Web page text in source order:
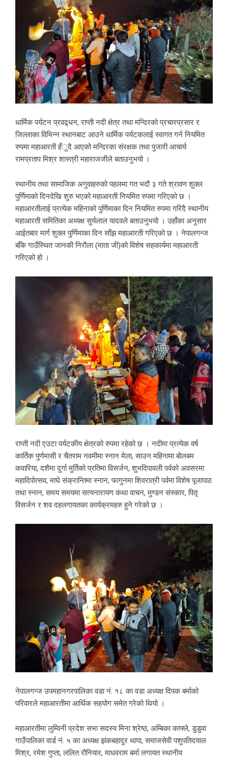
धार्मिक पर्यटन प्रवद्र्धन, राप्ती नदी क्षेत्र तथा मन्दिरको प्रचारप्रसार र
जिल्लाका विभिन्न स्थानबाट आउने धार्मिक पर्यटकलाई स्वागत गर्न नियमित
रुपमा महाआरती हँुदै आएको मन्दिरका संरक्षक तथा पुजारी आचार्य
रामप्रताप मिश्र शास्त्री महाराजजीले बताउनुभयो ।
स्थानीय तथा सामाजिक अगुवाहरुको पहलमा गत भदौ ३ गते श्रावण शुक्ल
पुर्णिमाको दिनदेखि शुरु भएको महाआरती नियमित रुपमा गरिएको छ ।
महाआरतीलाई प्रत्येक महिनाको पुर्णिमाका दिन नियमित रुपमा गरिदै स्थानीय
महाआरती समितिका अध्यक्ष सुर्यलाल यादवले बताउनुभयो । उहाँका अनुसार
आईतबार मार्ग शुक्ल पुर्णिमाका दिन साँझ महाआरती गरिएको छ । नेपालगन्ज
बाँके गाउँस्थित जानकी निरौला (माता जी)को विशेष सहकार्यमा महाआरती
गरिएको हो ।
राप्ती नदी एउटा पर्यटकीय क्षेत्रको रुपमा रहेको छ । नदीमा प्रत्येक वर्ष
कार्तिक पुर्णमासी र चैतराम नवमीमा स्नान मेला, साउन महिनामा बोलबम
कवारिया, दशैमा दुर्गा मुर्तिको प्रतिमा विसर्जन, शुभदिपावली पर्वको अवसरमा
महादिपोत्सव, माघे संक्रान्तिमा स्नान, फागुनमा शिवरात्री पर्वमा विशेष पूजापाठ
तथा स्नान, समय समयमा सत्यनारायण कथा वाचन, मुण्डन संस्कार, पितृ
विसर्जन र शव दहलगायतका कार्यक्रमहरु हुने गरेको छ ।
नेपालगन्ज उपमहानगरपालिका वडा नं. १८ का वडा अध्यक्ष दिपक बर्माको
परिवारले महाआरतीमा आर्थिक सहयोग समेत गरेको थियो ।
महाआरतीमा लुम्विनी प्रदेश सभा सदस्य मिना श्रेष्ठ, अम्बिका काफ्ले, डुडुवा
गाउँपालिका वार्ड नं. ५ का अध्यक्ष झंकबहादुर थापा, समाजसेवी पशुपतिदयाल
मिश्र, रमेश गुप्ता, ललित रौनियार, माधवराम बर्मा लगायत स्थानीय